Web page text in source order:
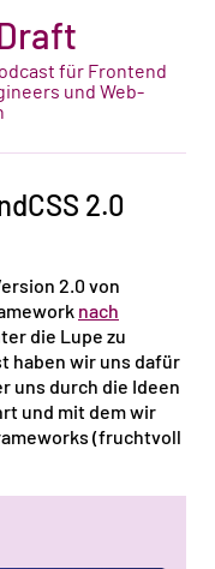
für Frontend
und Web-
2.0
2.0 von
nach
die Lupe zu
haben wir uns dafür
uns durch die Ideen
und mit dem wir
(fruchtvoll